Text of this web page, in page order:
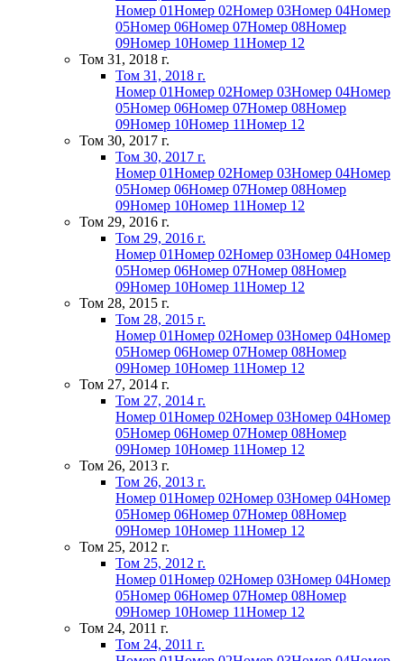
Номер 01Номер 02Номер 03Номер 04Номер
05Номер 06Номер 07Номер 08Номер
09Номер 10Номер 11Номер 12
Том 31, 2018 г.
Том 31, 2018 г.
Номер 01Номер 02Номер 03Номер 04Номер
05Номер 06Номер 07Номер 08Номер
09Номер 10Номер 11Номер 12
Том 30, 2017 г.
Том 30, 2017 г.
Номер 01Номер 02Номер 03Номер 04Номер
05Номер 06Номер 07Номер 08Номер
09Номер 10Номер 11Номер 12
Том 29, 2016 г.
Том 29, 2016 г.
Номер 01Номер 02Номер 03Номер 04Номер
05Номер 06Номер 07Номер 08Номер
09Номер 10Номер 11Номер 12
Том 28, 2015 г.
Том 28, 2015 г.
Номер 01Номер 02Номер 03Номер 04Номер
05Номер 06Номер 07Номер 08Номер
09Номер 10Номер 11Номер 12
Том 27, 2014 г.
Том 27, 2014 г.
Номер 01Номер 02Номер 03Номер 04Номер
05Номер 06Номер 07Номер 08Номер
09Номер 10Номер 11Номер 12
Том 26, 2013 г.
Том 26, 2013 г.
Номер 01Номер 02Номер 03Номер 04Номер
05Номер 06Номер 07Номер 08Номер
09Номер 10Номер 11Номер 12
Том 25, 2012 г.
Том 25, 2012 г.
Номер 01Номер 02Номер 03Номер 04Номер
05Номер 06Номер 07Номер 08Номер
09Номер 10Номер 11Номер 12
Том 24, 2011 г.
Том 24, 2011 г.